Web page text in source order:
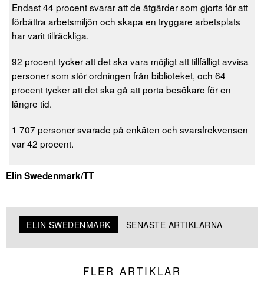
Endast 44 procent svarar att de åtgärder som gjorts för att
förbättra arbetsmiljön och skapa en tryggare arbetsplats
har varit tillräckliga.
92 procent tycker att det ska vara möjligt att tillfälligt avvisa
personer som stör ordningen från biblioteket, och 64
procent tycker att det ska gå att porta besökare för en
längre tid.
1 707 personer svarade på enkäten och svarsfrekvensen
var 42 procent.
Elin Swedenmark/TT
ELIN SWEDENMARK SENASTE ARTIKLARNA
FLER ARTIKLAR